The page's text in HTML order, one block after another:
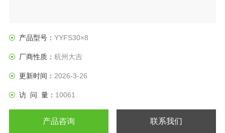
产品型号： YYFS30×8
厂商性质： 杭州大吉
更新时间： 2026-3-26
访 问 量： 10061
产品咨询 联系我们